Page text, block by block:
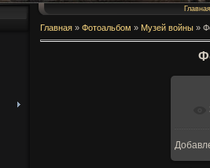
Главная
Главная » Фотоальбом » Музей войны »